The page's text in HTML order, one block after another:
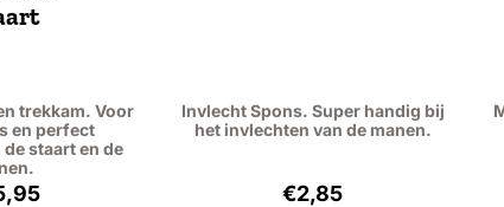
trekkam. Voor
en perfect
staart en de
Prijs: 25,95, exclusief btw: 21,45
Invlecht Spons. Super handig bij
het invlechten van de manen.
Prijs: 2,85, exclusief btw:
€2,85